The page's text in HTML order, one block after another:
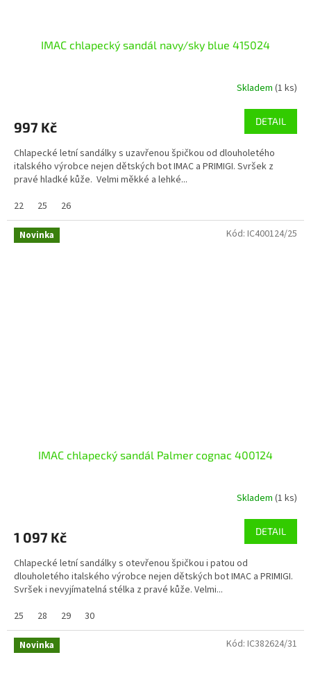
IMAC chlapecký sandál navy/sky blue 415024
Skladem (1 ks)
997 Kč DETAIL
Chlapecké letní sandálky s uzavřenou špičkou od dlouholetého
italského výrobce nejen dětských bot IMAC a PRIMIGI. Svršek z
pravé hladké kůže. Velmi měkké a lehké...
22
25 26
Novinka
IMAC chlapecký sandál Palmer cognac 400124
Skladem (1 ks)
1 097 Kč DETAIL
Chlapecké letní sandálky s otevřenou špičkou i patou od
dlouholetého italského výrobce nejen dětských bot IMAC a PRIMIGI.
Svršek i nevyjímatelná stélka z pravé kůže. Velmi...
25
28 29 30
Kód: IC400124/25
Novinka Kód: IC382624/31